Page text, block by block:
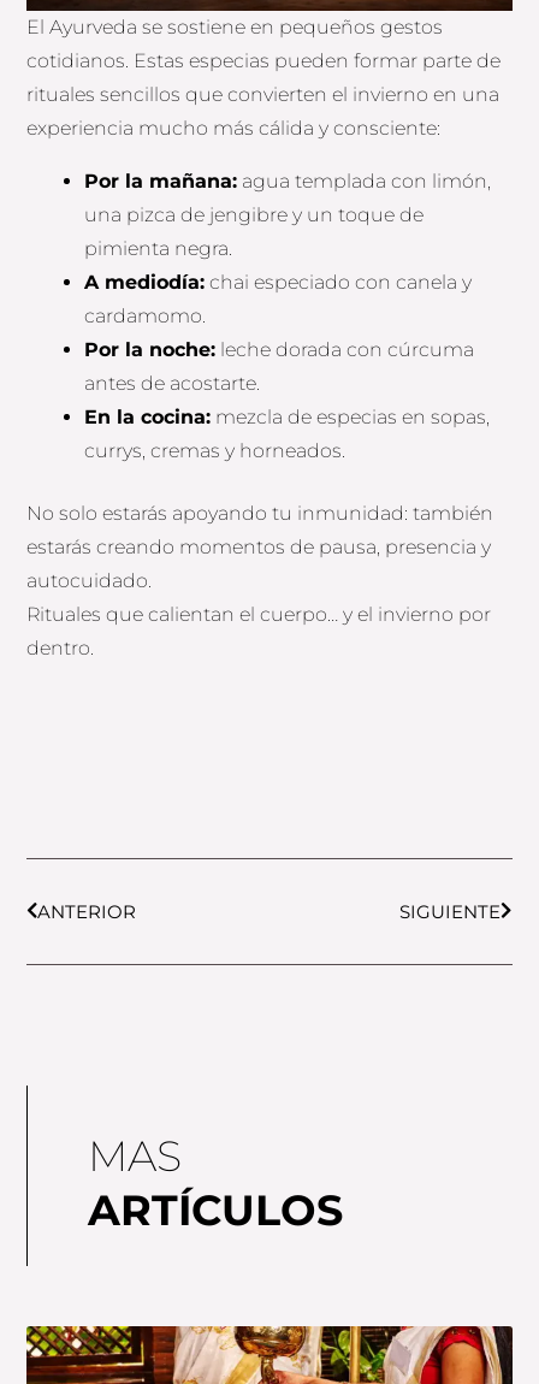
El Ayurveda se sostiene en pequeños gestos
cotidianos. Estas especias pueden formar parte de
rituales sencillos que convierten el invierno en una
experiencia mucho más cálida y consciente:
Por la mañana: agua templada con limón,
una pizca de jengibre y un toque de
pimienta negra.
A mediodía: chai especiado con canela y
cardamomo.
Por la noche: leche dorada con cúrcuma
antes de acostarte.
En la cocina: mezcla de especias en sopas,
currys, cremas y horneados.
No solo estarás apoyando tu inmunidad: también
estarás creando momentos de pausa, presencia y
autocuidado.
Rituales que calientan el cuerpo… y el invierno por
dentro.
ANTERIOR
SIGUIENTE
MAS
ARTÍCULOS